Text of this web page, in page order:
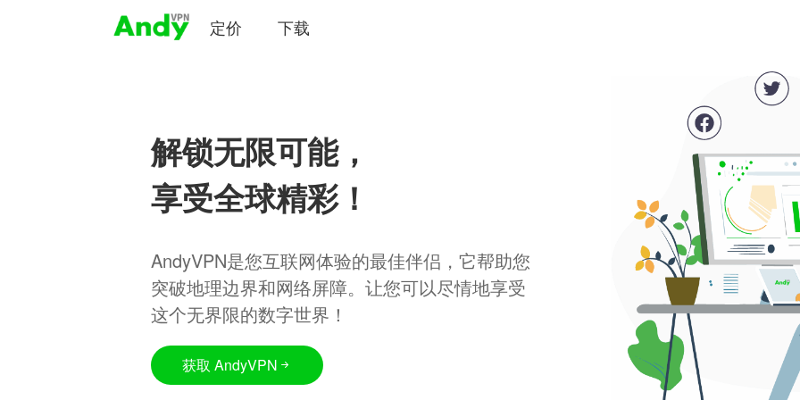
定价 下载
解锁无限可能，
享受全球精彩！
AndyVPN是您互联网体验的最佳伴侣，它帮助您
突破地理边界和网络屏障。让您可以尽情地享受
这个无界限的数字世界！
获取 AndyVPN